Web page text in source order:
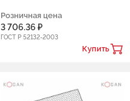
Розничная цена
3 706.36 ₽
ГОСТ Р 52132-2003
Купить